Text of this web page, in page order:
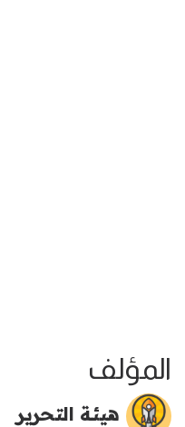
المؤلف
هيئة التحرير